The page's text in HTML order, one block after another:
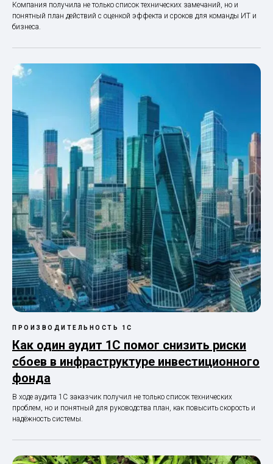
Компания получила не только список технических замечаний, но и
понятный план действий с оценкой эффекта и сроков для команды ИТ и
бизнеса.
ПРОИЗВОДИТЕЛЬНОСТЬ 1С
Как один аудит 1С помог снизить риски
сбоев в инфраструктуре инвестиционного
фонда
В ходе аудита 1С заказчик получил не только список технических
проблем, но и понятный для руководства план, как повысить скорость и
надёжность системы.